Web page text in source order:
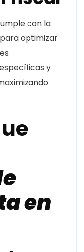
con la
optimizar
y
en